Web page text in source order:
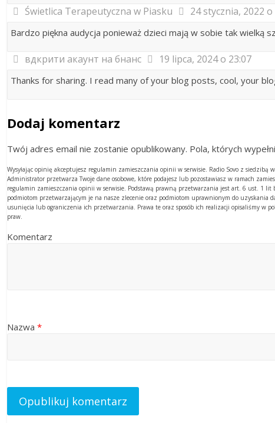
Świetlica Terapeutyczna w Piasku 24 stycznia, 2022 o
Bardzo piękna audycja ponieważ dzieci mają w sobie tak wielką
вдкрити акаунт на бнанс 19 lipca, 2024 o 23:07
Thanks for sharing. I read many of your blog posts, cool, your
Dodaj komentarz
Twój adres email nie zostanie opublikowany. Pola, których
Wysyłając opinię akceptujesz regulamin zamieszczania opinii w serwisie. Radio Sovo z
Administrator przetwarza Twoje dane osobowe, które podajesz lub pozostawiasz w ramach
regulamin zamieszczania opinii w serwisie. Podstawą prawną przetwarzania jest art. 6 ust. 1
podmiotom przetwarzającym je na nasze zlecenie oraz podmiotom uprawnionym do uzyskania
usunięcia lub ograniczenia ich przetwarzania. Prawa te oraz sposób ich realizacji opisaliśmy w
praw.
Komentarz
Nazwa *